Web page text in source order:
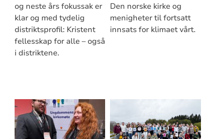
og neste års fokussak er
klar og med tydelig
distriktsprofil: Kristent
fellesskap for alle – også
i distriktene.
Den norske kirke og
menigheter til fortsatt
innsats for klimaet vårt.